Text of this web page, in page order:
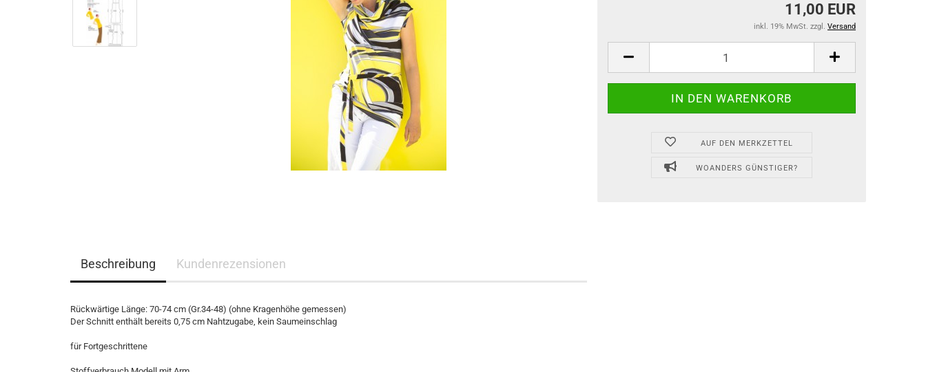
11,00 EUR
inkl. 19% MwSt. zzgl. Versand
AUF DEN MERKZETTEL
WOANDERS GÜNSTIGER?
Beschreibung Kundenrezensionen
Rückwärtige Länge: 70-74 cm (Gr.34-48) (ohne Kragenhöhe gemessen)
Der Schnitt enthält bereits 0,75 cm Nahtzugabe, kein Saumeinschlag
für Fortgeschrittene